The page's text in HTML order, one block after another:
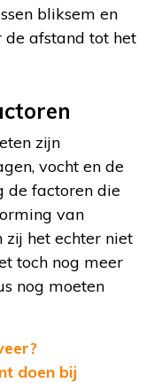
bliksem en
afstand tot het
zijn
vocht en de
de factoren die
van
het echter niet
toch nog meer
nog moeten
doen bij